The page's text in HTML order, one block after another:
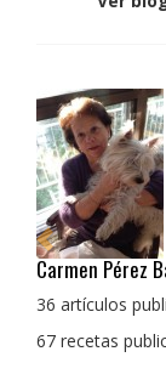
Pedro Manuel
La cocina para
con un toque